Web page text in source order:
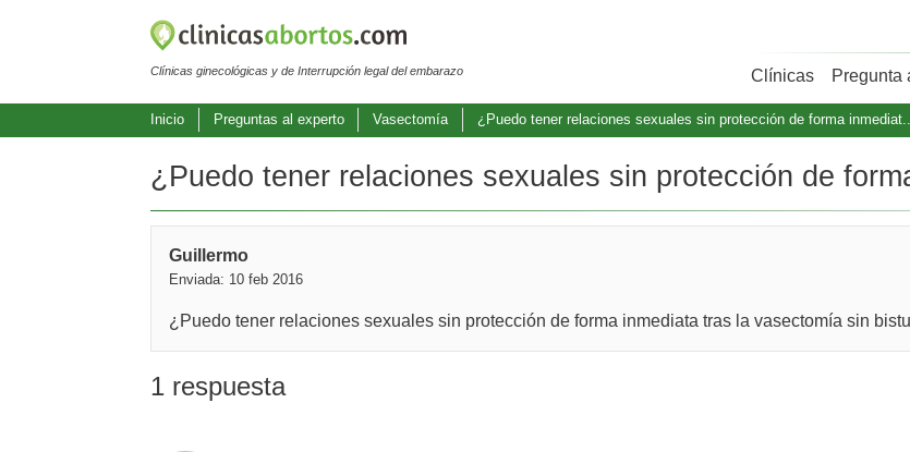
Clínicas ginecológicas y de Interrupción legal del embarazo Clínicas Pregunta
Inicio Preguntas al experto Vasectomía ¿Puedo tener relaciones sexuales sin protección de forma
¿Puedo tener relaciones sexuales sin protección de
Guillermo
Enviada: 10 feb 2016
¿Puedo tener relaciones sexuales sin protección de forma inmediata tras la vasectomía sin
1 respuesta